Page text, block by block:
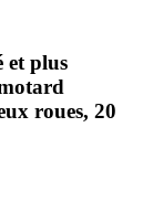
et plus
roues, 20